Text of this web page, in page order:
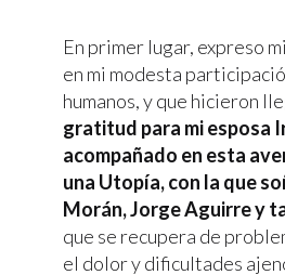
En primer lugar, expreso
en mi modesta
humanos, y que hicieron
gratitud para mi esposa
acompañado en esta
una Utopía, con la que
Morán, Jorge Aguirre y
que se recupera de
el dolor y dificultades